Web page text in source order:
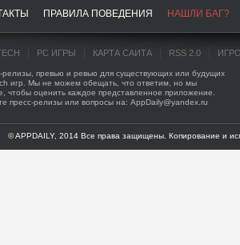
ПРАВИЛА ПОВЕДЕНИЯ НАШЛИ БАГ?
PC ИГРЫ КАРТА САЙТА RSS 2.0
релизы, превью и ревью для существующих или будущих
игр. Мы не можем обещать, что ответим, но мы
чтобы оценить каждое представленное приложение.
пресс-релизы или вопросы на: AppDaily@yandex.ru
© APPDAILY, 2014 Все права защищены. Копирование и